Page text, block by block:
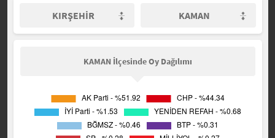
KIRŞEHİR KAMAN
KAMAN İlçesinde Oy Dağılımı